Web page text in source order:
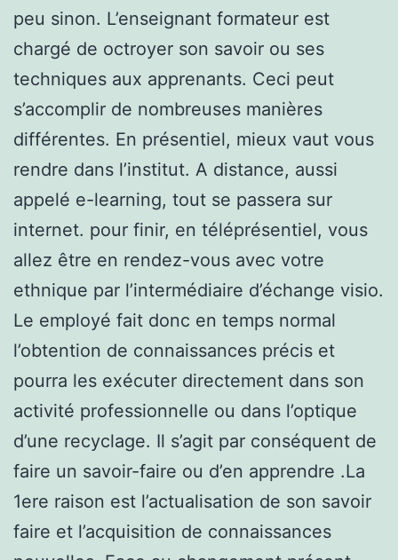
peu sinon. L’enseignant formateur est
chargé de octroyer son savoir ou ses
techniques aux apprenants. Ceci peut
s’accomplir de nombreuses manières
différentes. En présentiel, mieux vaut vous
rendre dans l’institut. A distance, aussi
appelé e-learning, tout se passera sur
internet. pour finir, en téléprésentiel, vous
allez être en rendez-vous avec votre
ethnique par l’intermédiaire d’échange visio.
Le employé fait donc en temps normal
l’obtention de connaissances précis et
pourra les exécuter directement dans son
activité professionnelle ou dans l’optique
d’une recyclage. Il s’agit par conséquent de
faire un savoir-faire ou d’en apprendre .La
1ere raison est l’actualisation de son savoir
faire et l’acquisition de connaissances